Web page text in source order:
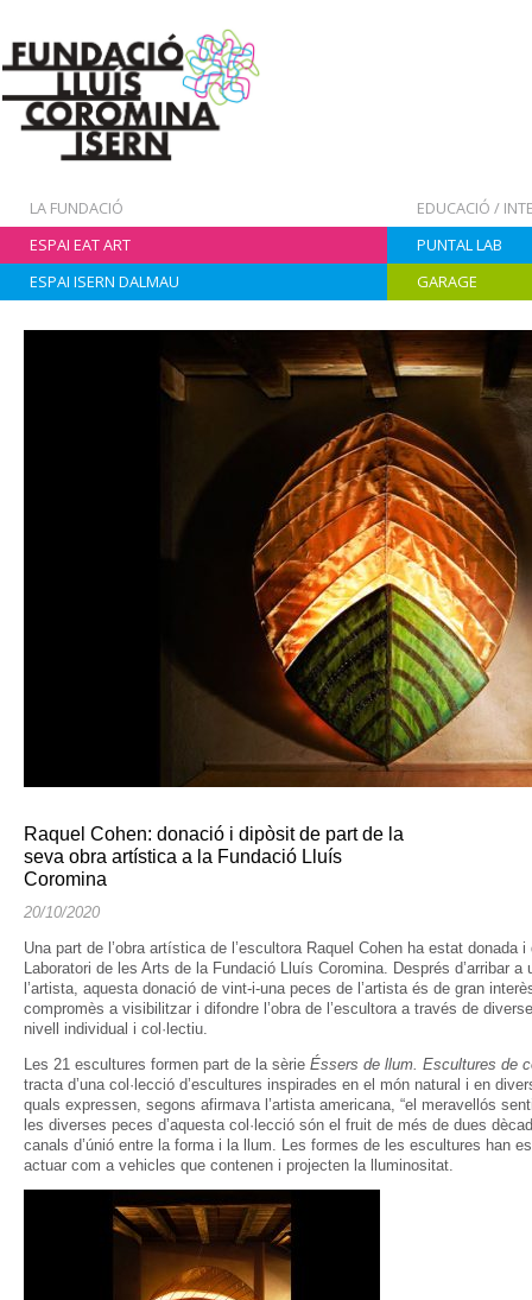
LA FUNDACIÓ
EDUCACIÓ /
ESPAI EAT ART
PUNTAL LAB
ESPAI ISERN DALMAU
GARAGE
Raquel Cohen: donació i dipòsit de part de la
seva obra artística a la Fundació Lluís
Coromina
20/10/2020
Una part de l’obra artística de l’escultora Raquel Cohen ha estat donada
Laboratori de les Arts de la Fundació Lluís Coromina. Després d’arribar
l’artista, aquesta donació de vint-i-una peces de l’artista és de gran
compromès a visibilitzar i difondre l’obra de l’escultora a través de
nivell individual i col·lectiu.
Les 21 escultures formen part de la sèrie Éssers de llum. Escultures de
tracta d’una col·lecció d’escultures inspirades en el món natural i en
quals expressen, segons afirmava l’artista americana, “el meravellós
les diverses peces d’aquesta col·lecció són el fruit de més de dues
canals d’únió entre la forma i la llum. Les formes de les escultures han
actuar com a vehicles que contenen i projecten la lluminositat.